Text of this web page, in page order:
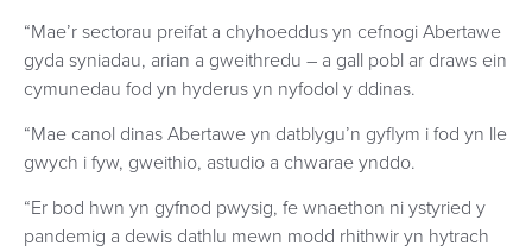
“Mae’r sectorau preifat a chyhoeddus yn cefnogi Abertawe
gyda syniadau, arian a gweithredu – a gall pobl ar draws ein
cymunedau fod yn hyderus yn nyfodol y ddinas.
“Mae canol dinas Abertawe yn datblygu’n gyflym i fod yn lle
gwych i fyw, gweithio, astudio a chwarae ynddo.
“Er bod hwn yn gyfnod pwysig, fe wnaethon ni ystyried y
pandemig a dewis dathlu mewn modd rhithwir yn hytrach